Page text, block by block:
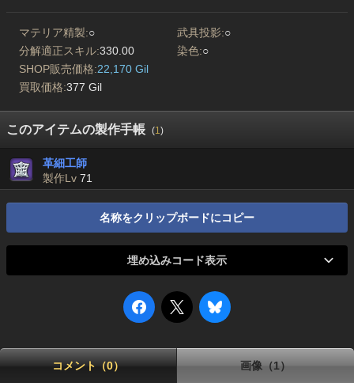
マテリア精製:○ 武具投影:○
分解適正スキル:330.00 染色:○
SHOP販売価格:22,170 Gil
買取価格:377 Gil
このアイテムの製作手帳 (1)
革細工師
製作Lv 71
名称をクリップボードにコピー
埋め込みコード表示
コメント（0） 画像（1）